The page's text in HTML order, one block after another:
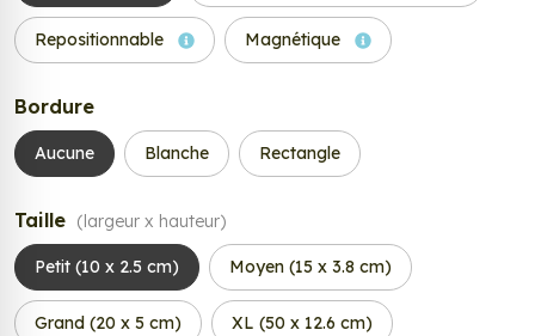
Repositionnable Magnétique
Bordure
Aucune Blanche Rectangle
Taille (largeur x hauteur)
Petit (10 x 2.5 cm) Moyen (15 x 3.8 cm)
Grand (20 x 5 cm) XL (50 x 12.6 cm)